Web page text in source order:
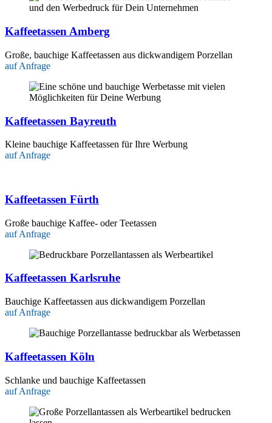
Kaffeetassen Amberg
Große, bauchige Kaffeetassen aus dickwandigem Porzellan
auf Anfrage
Kaffeetassen Bayreuth
Kleine bauchige Kaffeetassen für Ihre Werbung
auf Anfrage
Kaffeetassen Fürth
Große bauchige Kaffee- oder Teetassen
auf Anfrage
Kaffeetassen Karlsruhe
Bauchige Kaffeetassen aus dickwandigem Porzellan
auf Anfrage
Kaffeetassen Köln
Schlanke und bauchige Kaffeetassen
auf Anfrage